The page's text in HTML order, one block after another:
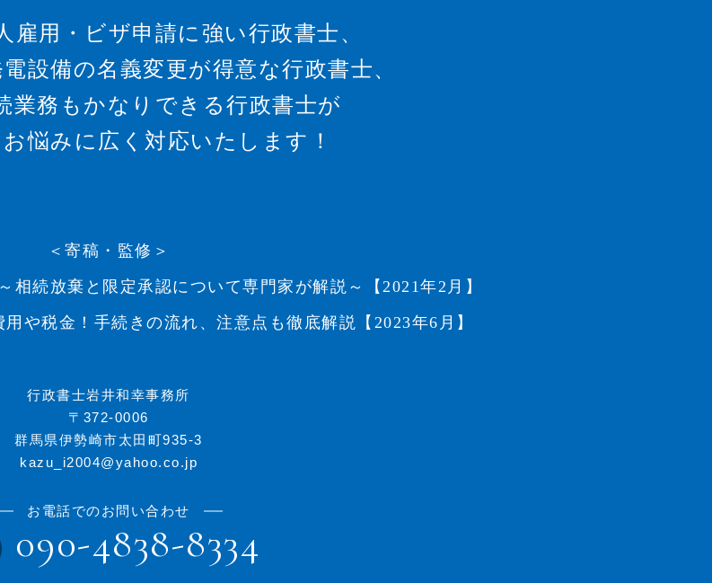
雇用・ビザ申請に強い行政書士、
設備の名義変更が得意な行政書士、
業務もかなりできる行政書士が
悩みに広く対応いたします！
＜寄稿・監修＞
相続放棄と限定承認について専門家が解説～【2021年2月】
や税金！手続きの流れ、注意点も徹底解説【2023年6月】
行政書士岩井和幸事務所
〒372-0006
群馬県伊勢崎市太田町935-3
kazu_i2004@yahoo.co.jp
お電話でのお問い合わせ
090-4838-8334